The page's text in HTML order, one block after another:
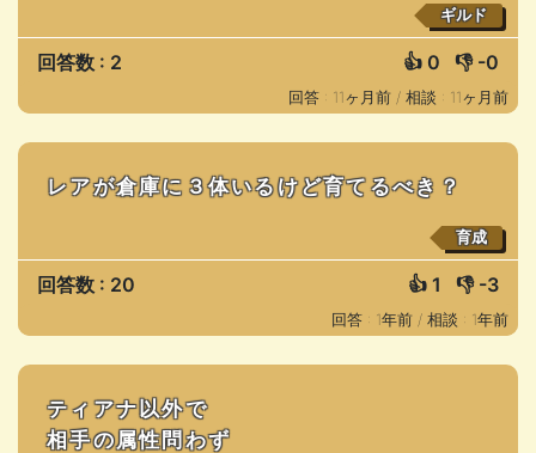
ギルド
回答数 : 2 👍 0 👎 -0
回答 : 11ヶ月前 / 相談 : 11ヶ月前
レアが倉庫に３体いるけど育てるべき？
育成
回答数 : 20 👍 1 👎 -3
回答 : 1年前 / 相談 : 1年前
ティアナ以外で
相手の属性問わず